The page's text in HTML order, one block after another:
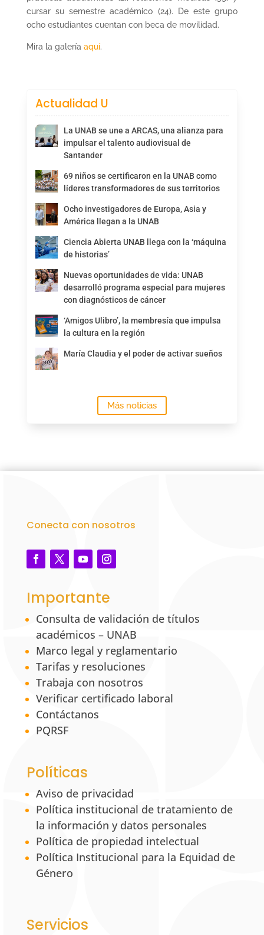
cursar su semestre académico (24). De este grupo
ocho estudiantes cuentan con beca de movilidad.
Mira la galería aquí.
Actualidad U
La UNAB se une a ARCAS, una alianza para
impulsar el talento audiovisual de
Santander
69 niños se certificaron en la UNAB como
líderes transformadores de sus territorios
Ocho investigadores de Europa, Asia y
América llegan a la UNAB
Ciencia Abierta UNAB llega con la ‘máquina
de historias’
Nuevas oportunidades de vida: UNAB
desarrolló programa especial para mujeres
con diagnósticos de cáncer
‘Amigos Ulibro’, la membresía que impulsa
la cultura en la región
María Claudia y el poder de activar sueños
Más noticias
Conecta con nosotros
Importante
Consulta de validación de títulos
académicos – UNAB
Marco legal y reglamentario
Tarifas y resoluciones
Trabaja con nosotros
Verificar certificado laboral
Contáctanos
PQRSF
Políticas
Aviso de privacidad
Política institucional de tratamiento de
la información y datos personales
Política de propiedad intelectual
Política Institucional para la Equidad de
Género
Servicios